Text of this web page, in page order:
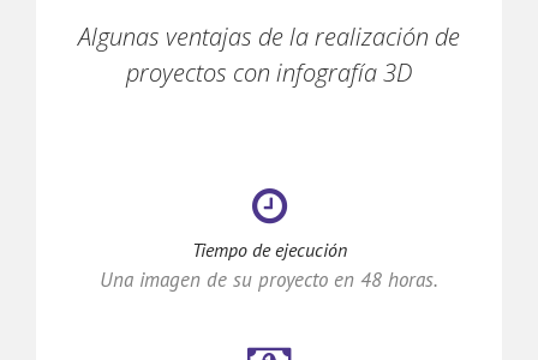
Algunas ventajas de la realización de
proyectos con infografía 3D
Tiempo de ejecución
Una imagen de su proyecto en 48 horas.